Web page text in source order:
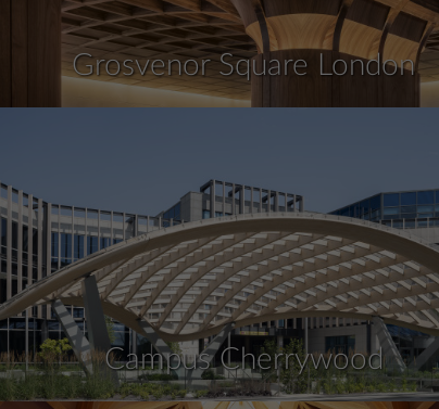
Grosvenor Square London
Campus Cherrywood